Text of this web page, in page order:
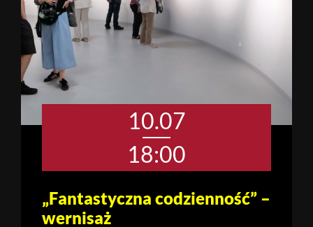
10.07
18:00
„Fantastyczna codzienność” –
wernisaż